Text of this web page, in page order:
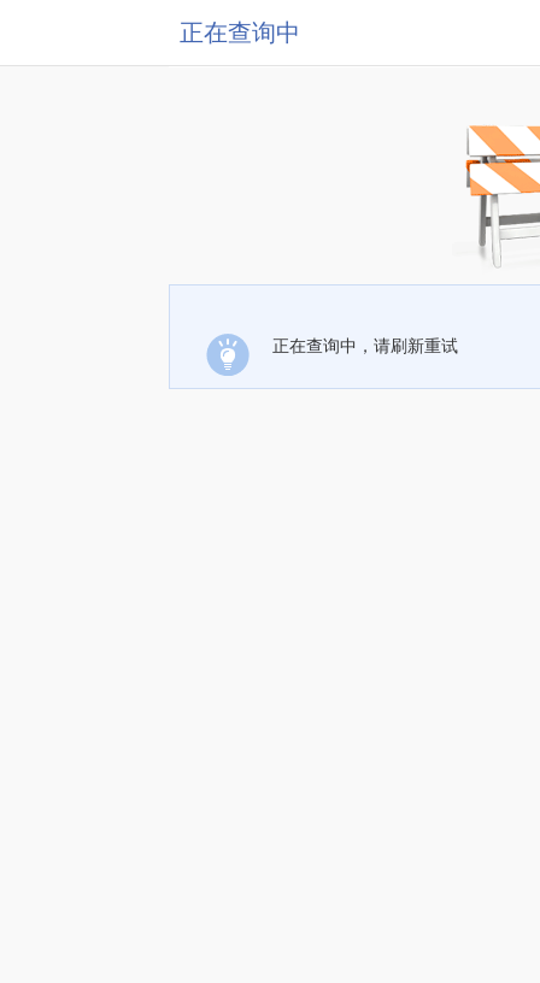
正在查询中
正在查询中，请刷新重试